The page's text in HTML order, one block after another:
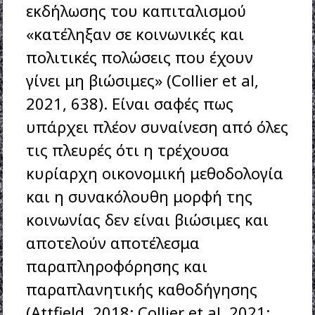
εκδήλωσης του καπιταλισμού
«κατέληξαν σε κοινωνικές και
πολιτικές πολώσεις που έχουν
γίνει μη βιώσιμες» (Collier et al,
2021, 638). Είναι σαφές πως
υπάρχει πλέον συναίνεση από όλες
τις πλευρές ότι η τρέχουσα
κυρίαρχη οικονομική μεθοδολογία
και η συνακόλουθη μορφή της
κοινωνίας δεν είναι βιώσιμες και
αποτελούν αποτέλεσμα
παραπληροφόρησης και
παραπλανητικής καθοδήγησης